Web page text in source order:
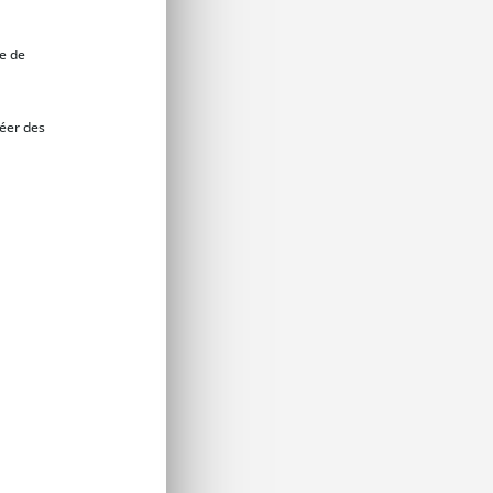
de
des